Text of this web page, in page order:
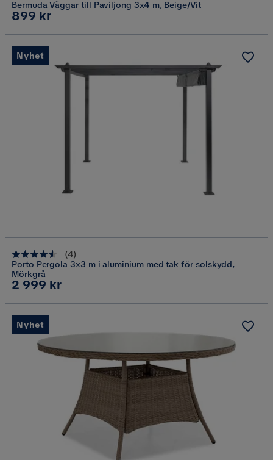
Bermuda Väggar till Paviljong 3x4 m, Beige/Vit
Pris
899 kr
(4)
Porto Pergola 3x3 m i aluminium med tak för solskydd,
Mörkgrå
Pris
2 999 kr
Nyhet
Nyhet